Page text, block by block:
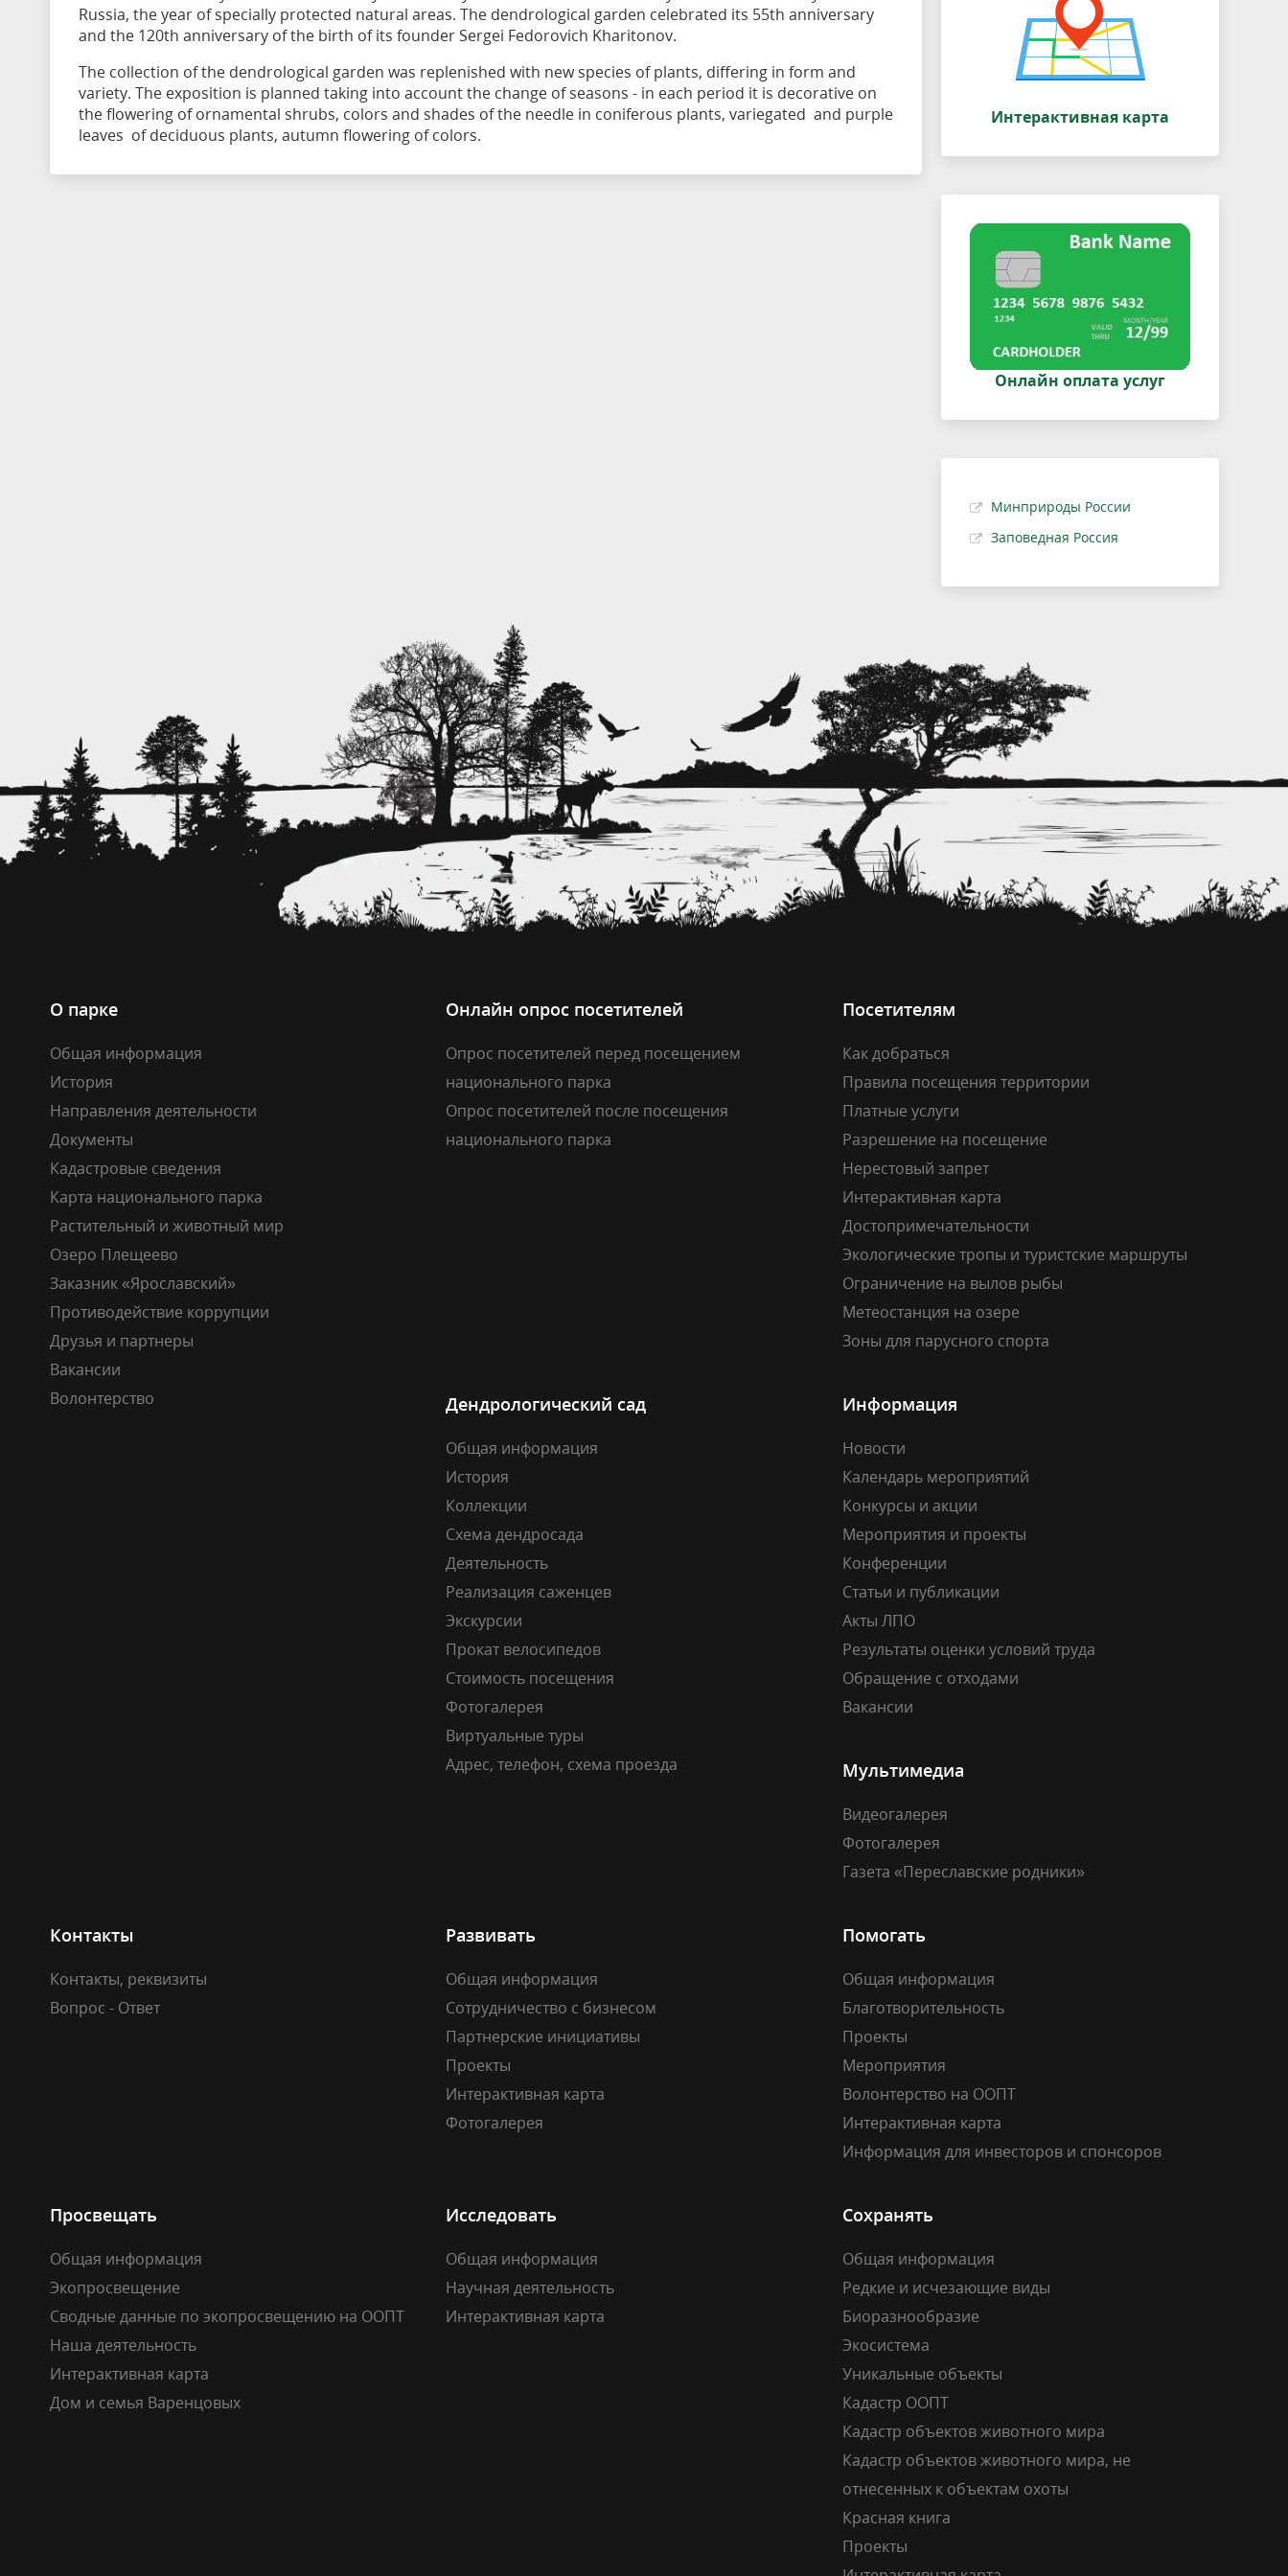
Russia, the year of specially protected natural areas. The dendrological garden celebrated its 55th anniversary
and the 120th anniversary of the birth of its founder Sergei Fedorovich Kharitonov.
The collection of the dendrological garden was replenished with new species of plants, differing in form and
variety. The exposition is planned taking into account the change of seasons - in each period it is decorative on
the flowering of ornamental shrubs, colors and shades of the needle in coniferous plants, variegated and purple
leaves of deciduous plants, autumn flowering of colors.
Интерактивная карта
Онлайн оплата услуг
Минприроды России
Заповедная Россия
О парке
Общая информация
История
Направления деятельности
Документы
Кадастровые сведения
Карта национального парка
Растительный и животный мир
Озеро Плещеево
Заказник «Ярославский»
Противодействие коррупции
Друзья и партнеры
Вакансии
Волонтерство
Онлайн опрос посетителей
Опрос посетителей перед посещением
национального парка
Опрос посетителей после посещения
национального парка
Посетителям
Как добраться
Правила посещения территории
Платные услуги
Разрешение на посещение
Нерестовый запрет
Интерактивная карта
Достопримечательности
Экологические тропы и туристские маршруты
Ограничение на вылов рыбы
Метеостанция на озере
Зоны для парусного спорта
Дендрологический сад
Общая информация
История
Коллекции
Схема дендросада
Деятельность
Реализация саженцев
Экскурсии
Прокат велосипедов
Стоимость посещения
Фотогалерея
Виртуальные туры
Адрес, телефон, схема проезда
Информация
Новости
Календарь мероприятий
Конкурсы и акции
Мероприятия и проекты
Конференции
Статьи и публикации
Акты ЛПО
Результаты оценки условий труда
Обращение с отходами
Вакансии
Мультимедиа
Видеогалерея
Фотогалерея
Газета «Переславские родники»
Контакты
Контакты, реквизиты
Вопрос - Ответ
Развивать
Общая информация
Сотрудничество с бизнесом
Партнерские инициативы
Проекты
Интерактивная карта
Фотогалерея
Помогать
Общая информация
Благотворительность
Проекты
Мероприятия
Волонтерство на ООПТ
Интерактивная карта
Информация для инвесторов и спонсоров
Просвещать
Общая информация
Экопросвещение
Сводные данные по экопросвещению на ООПТ
Наша деятельность
Интерактивная карта
Дом и семья Варенцовых
Исследовать
Общая информация
Научная деятельность
Интерактивная карта
Сохранять
Общая информация
Редкие и исчезающие виды
Биоразнообразие
Экосистема
Уникальные объекты
Кадастр ООПТ
Кадастр объектов животного мира
Кадастр объектов животного мира, не
отнесенных к объектам охоты
Красная книга
Проекты